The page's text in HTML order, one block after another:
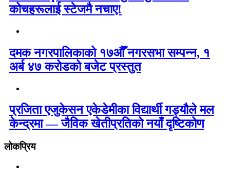
कोचहरूलाई स्टेजमै नचाए!
दमक नगरपालिकाको १७औँ नगरसभा सम्पन्न, १
अर्ब ४७ करोडको बजेट प्रस्तुत
प्रजिता एजुकेसन एकेडेमीका विद्यार्थी गड्यौले मल
केन्द्रमा — जैविक खेतीप्रतिको नयाँ दृष्टिकोण
लोकप्रिय